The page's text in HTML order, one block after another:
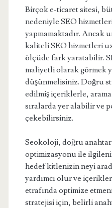
Birçok e-ticaret sitesi,
nedeniyle SEO
yapmamaktadır. Ancak
kaliteli SEO hizmetleri
ölçüde fark yaratabilir.
maliyetli olarak görmek
düşünmelisiniz. Doğru
edilmiş içeriklerle,
sıralarda yer alabilir ve
çekebilirsiniz.
Seokoloji, doğru
optimizasyonu ile
hedef kitlenizin neyi
yardımcı olur ve
etrafında optimize
stratejisi için, belirli